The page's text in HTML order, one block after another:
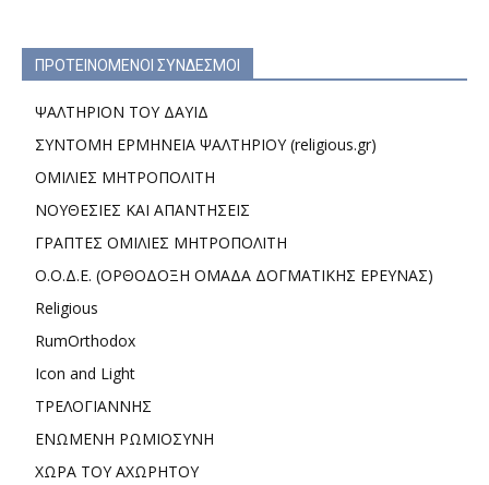
ΠΡΟΤΕΙΝΟΜΕΝΟΙ ΣΥΝΔΕΣΜΟΙ
ΨΑΛΤΗΡΙΟΝ ΤΟΥ ΔΑΥΙΔ
ΣΥΝΤΟΜΗ ΕΡΜΗΝΕΙΑ ΨΑΛΤΗΡΙΟΥ (religious.gr)
ΟΜΙΛΙΕΣ ΜΗΤΡΟΠΟΛΙΤΗ
ΝΟΥΘΕΣΙΕΣ ΚΑΙ ΑΠΑΝΤΗΣΕΙΣ
ΓΡΑΠΤΕΣ ΟΜΙΛΙΕΣ ΜΗΤΡΟΠΟΛΙΤΗ
Ο.Ο.Δ.Ε. (ΟΡΘΟΔΟΞΗ ΟΜΑΔΑ ΔΟΓΜΑΤΙΚΗΣ ΕΡΕΥΝΑΣ)
Religious
RumOrthodox
Icon and Light
ΤΡΕΛΟΓΙΑΝΝΗΣ
ΕΝΩΜΕΝΗ ΡΩΜΙΟΣΥΝΗ
ΧΩΡΑ ΤΟΥ ΑΧΩΡΗΤΟΥ